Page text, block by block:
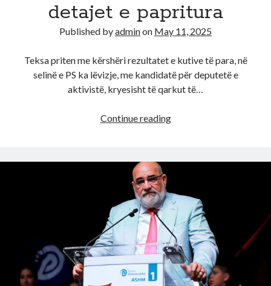
detajet e papritura
Published byadminon May 11, 2025
Teksa priten me kërshëri rezultatet e kutive të para, në
selinë e PS ka lëvizje, me kandidatë për deputetë e
aktivistë, kryesisht të qarkut të…
Continue readingÇfarë
Reperi
shkon
në
selinë
e
PS
tek
Edi